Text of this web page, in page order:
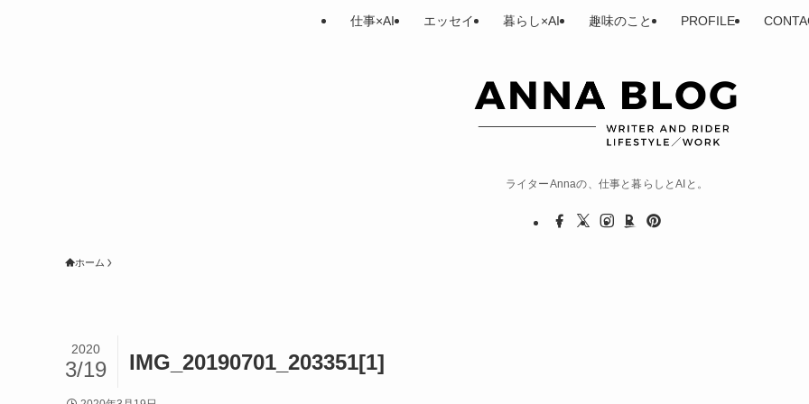
ライターAnnaの、仕事と暮らしとAIと。
仕事×AI エッセイ 暮らし×AI 趣味のこと PROFILE
ホーム
IMG_20190701_203351[1]
2020
3/19